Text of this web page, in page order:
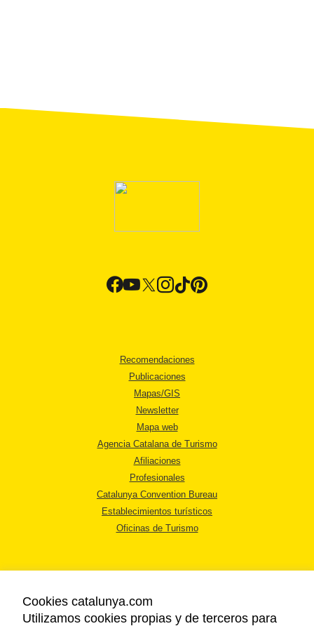
Recomendaciones
Publicaciones
Mapas/GIS
Newsletter
Mapa web
Agencia Catalana de Turismo
Afiliaciones
Profesionales
Catalunya Convention Bureau
Establecimientos turísticos
Oficinas de Turismo
Cookies catalunya.com
Utilizamos cookies propias y de terceros para